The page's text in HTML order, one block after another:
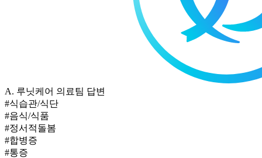
A. 루닛케어 의료팀 답변
#식습관/식단
#음식/식품
#정서적돌봄
#합병증
#통증